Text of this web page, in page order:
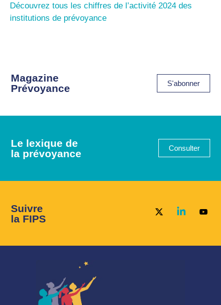
Découvrez tous les chiffres de l’activité 2024 des
institutions de prévoyance
Magazine
Prévoyance
S'abonner
Le lexique de
la prévoyance
Consulter
Suivre
la FIPS